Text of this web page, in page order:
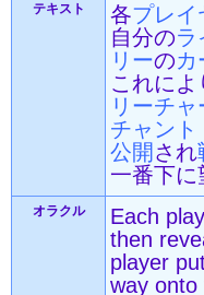
テキスト 各プレイ
自分のラ
リーのカ
これによ
リーチャ
チャント
公開 され
一番下に
オラクル
Each
then
player
way